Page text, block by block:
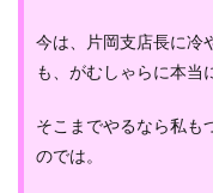
今は、片岡支店長に冷
も、がむしゃらに本当
そこまでやるなら私も
のでは。